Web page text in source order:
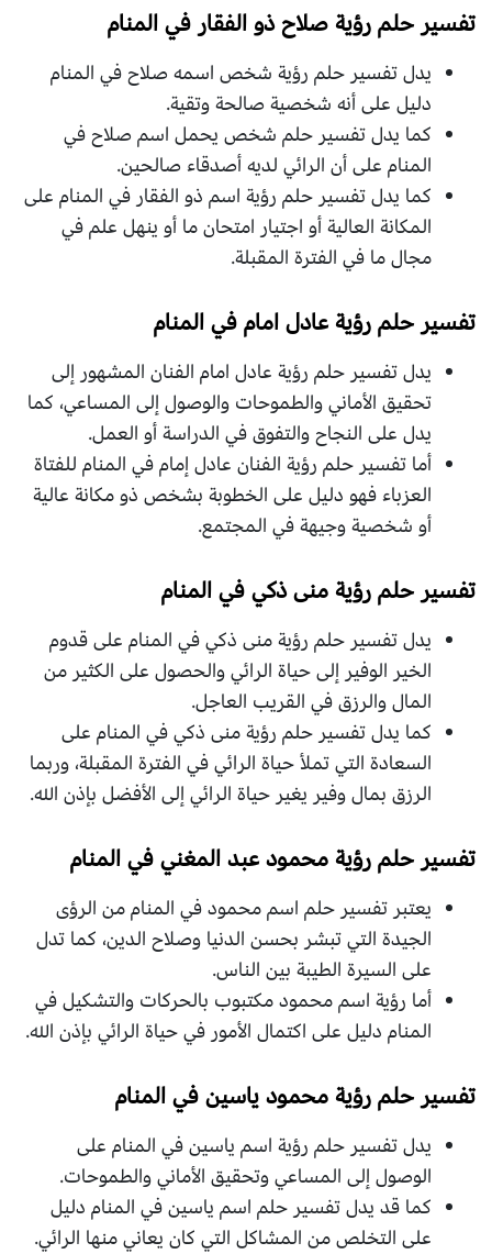
تفسير حلم رؤية صلاح ذو الفقار في المنام
يدل تفسير حلم رؤية شخص اسمه صلاح في المنام
دليل على أنه شخصية صالحة وتقية.
كما يدل تفسير حلم شخص يحمل اسم صلاح في
المنام على أن الرائي لديه أصدقاء صالحين.
كما يدل تفسير حلم رؤية اسم ذو الفقار في المنام على
المكانة العالية أو اجتيار امتحان ما أو ينهل علم في
مجال ما في الفترة المقبلة.
تفسير حلم رؤية عادل امام في المنام
يدل تفسير حلم رؤية عادل امام الفنان المشهور إلى
تحقيق الأماني والطموحات والوصول إلى المساعي، كما
يدل على النجاح والتفوق في الدراسة أو العمل.
أما تفسير حلم رؤية الفنان عادل إمام في المنام للفتاة
العزباء فهو دليل على الخطوبة بشخص ذو مكانة عالية
أو شخصية وجيهة في المجتمع.
تفسير حلم رؤية منى ذكي في المنام
يدل تفسير حلم رؤية منى ذكي في المنام على قدوم
الخير الوفير إلى حياة الرائي والحصول على الكثير من
المال والرزق في القريب العاجل.
كما يدل تفسير حلم رؤية منى ذكي في المنام على
السعادة التي تملأ حياة الرائي في الفترة المقبلة، وربما
الرزق بمال وفير يغير حياة الرائي إلى الأفضل بإذن الله.
تفسير حلم رؤية محمود عبد المغني في المنام
يعتبر تفسير حلم اسم محمود في المنام من الرؤى
الجيدة التي تبشر بحسن الدنيا وصلاح الدين، كما تدل
على السيرة الطيبة بين الناس.
أما رؤية اسم محمود مكتبوب بالحركات والتشكيل في
المنام دليل على اكتمال الأمور في حياة الرائي بإذن الله.
تفسير حلم رؤية محمود ياسين في المنام
يدل تفسير حلم رؤية اسم ياسين في المنام على
الوصول إلى المساعي وتحقيق الأماني والطموحات.
كما قد يدل تفسير حلم اسم ياسين في المنام دليل
على التخلص من المشاكل التي كان يعاني منها الرائي.